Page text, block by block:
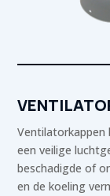
een veilige
beschadigde of
en de koeling